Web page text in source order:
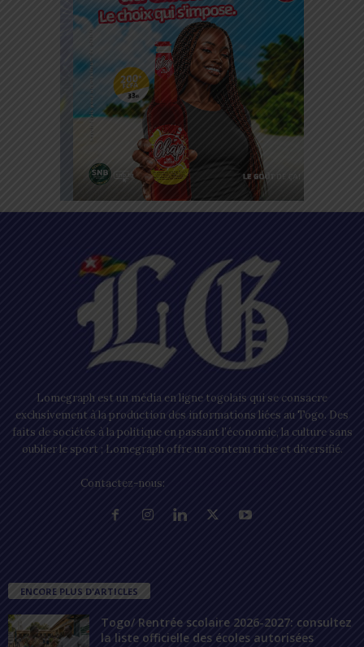
Lomegraph est un média en ligne togolais qui se consacre
exclusivement à la production des informations liées au Togo. Des
faits de sociétés à la politique en passant l’économie, la culture sans
oublier le sport ; Lomegraph offre un contenu riche et diversifié.
Contactez-nous:
ENCORE PLUS D'ARTICLES
Togo/ Rentrée scolaire 2026-2027: consultez
la liste officielle des écoles autorisées